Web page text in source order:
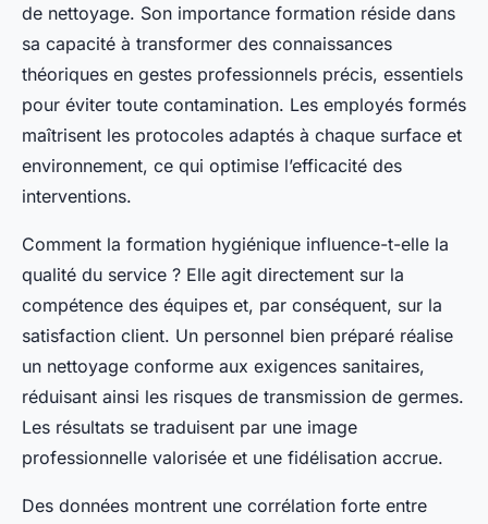
de nettoyage. Son importance formation réside dans
sa capacité à transformer des connaissances
théoriques en gestes professionnels précis, essentiels
pour éviter toute contamination. Les employés formés
maîtrisent les protocoles adaptés à chaque surface et
environnement, ce qui optimise l’efficacité des
interventions.
Comment la formation hygiénique influence-t-elle la
qualité du service ? Elle agit directement sur la
compétence des équipes et, par conséquent, sur la
satisfaction client. Un personnel bien préparé réalise
un nettoyage conforme aux exigences sanitaires,
réduisant ainsi les risques de transmission de germes.
Les résultats se traduisent par une image
professionnelle valorisée et une fidélisation accrue.
Des données montrent une corrélation forte entre